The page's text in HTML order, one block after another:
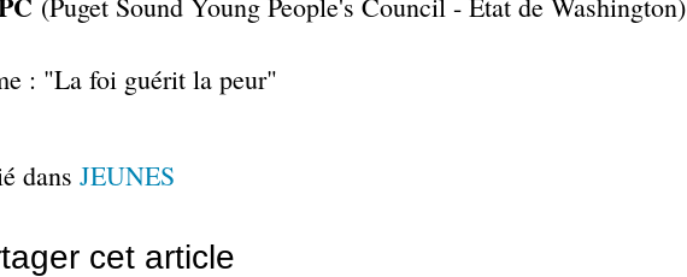
: "La foi guérit la peur"
dans JEUNES
cet article